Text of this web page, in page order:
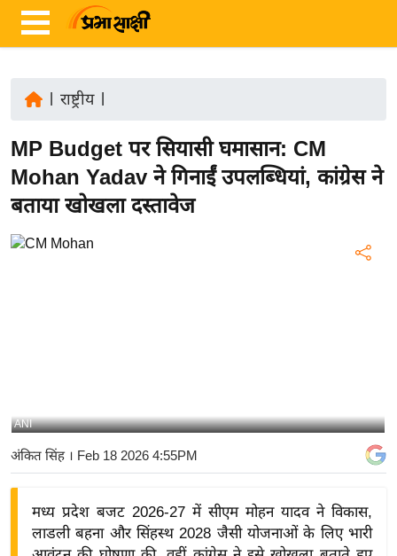
ज़ा
ख
र
रा
य
बि
ज़
राष्ट्रीय|
MP Budget पर सियासी घमासान: CM
Mohan Yadav ने गिनाईं उपलब्धियां, कांग्रेस ने
बताया खोखला दस्तावेज
ANI
अंकित सिंह। Feb 18 2026 4:55PM
मध्य प्रदेश बजट 2026-27 में सीएम मोहन यादव ने विकास,
लाडली बहना और सिंहस्थ 2028 जैसी योजनाओं के लिए भारी